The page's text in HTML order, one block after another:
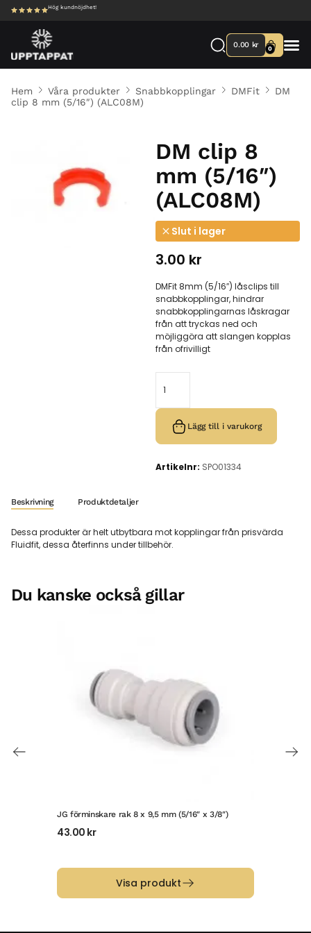
Hög kundnöjdhet!
0.00 kr 0
Hem Våra produkter Snabbkopplingar DMFit
DM
clip 8 mm (5/16″) (ALC08M)
DM clip 8
mm (5/16″)
(ALC08M)
Slut i lager
3.00 kr
DMFit 8mm (5/16″) låsclips till
snabbkopplingar, hindrar
snabbkopplingarnas låskragar
från att tryckas ned och
möjliggöra att slangen kopplas
från ofrivilligt
Lägg till i varukorg
Artikelnr: SPO01334
Beskrivning Produktdetaljer
Dessa produkter är helt utbytbara mot kopplingar från prisvärda
Fluidfit, dessa återfinns under tillbehör.
Du kanske också gillar
JG förminskare rak 8 x 9,5 mm (5/16″ x 3/8″)
43.00 kr
Visa produkt